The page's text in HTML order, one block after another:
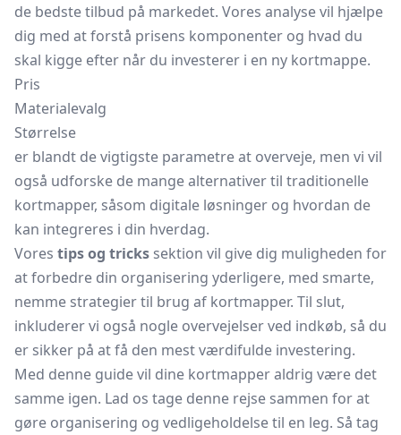
de bedste tilbud på markedet. Vores analyse vil hjælpe
dig med at forstå prisens komponenter og hvad du
skal kigge efter når du investerer i en ny kortmappe.
Pris
Materialevalg
Størrelse
er blandt de vigtigste parametre at overveje, men vi vil
også udforske de mange alternativer til traditionelle
kortmapper, såsom digitale løsninger og hvordan de
kan integreres i din hverdag.
Vores tips og tricks sektion vil give dig muligheden for
at forbedre din organisering yderligere, med smarte,
nemme strategier til brug af kortmapper. Til slut,
inkluderer vi også nogle overvejelser ved indkøb, så du
er sikker på at få den mest værdifulde investering.
Med denne guide vil dine kortmapper aldrig være det
samme igen. Lad os tage denne rejse sammen for at
gøre organisering og vedligeholdelse til en leg. Så tag